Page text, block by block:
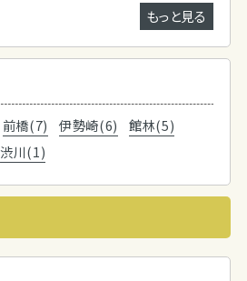
もっと見る
前橋(7) 伊勢崎(6)
館林(5)
渋川(1)